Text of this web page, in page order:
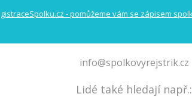
info@spolkovyrejstrik.cz
Lidé také hledají např.: